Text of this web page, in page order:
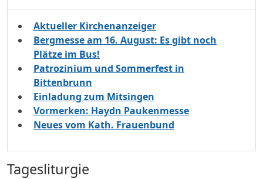
Aktueller Kirchenanzeiger
Bergmesse am 16. August: Es gibt noch
Plätze im Bus!
Patrozinium und Sommerfest in
Bittenbrunn
Einladung zum Mitsingen
Vormerken: Haydn Paukenmesse
Neues vom Kath. Frauenbund
Tagesliturgie